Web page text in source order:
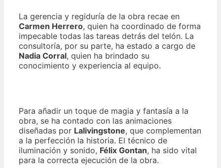
La gerencia y regiduría de la obra recae en
Carmen Herrero, quien ha coordinado de forma
impecable todas las tareas detrás del telón. La
consultoría, por su parte, ha estado a cargo de
Nadia Corral, quien ha brindado su
conocimiento y experiencia al equipo.
Para añadir un toque de magia y fantasía a la
obra, se ha contado con las animaciones
diseñadas por Lalivingstone, que complementan
a la perfección la historia. El técnico de
iluminación y sonido, Félix Gontan, ha sido vital
para la correcta ejecución de la obra.